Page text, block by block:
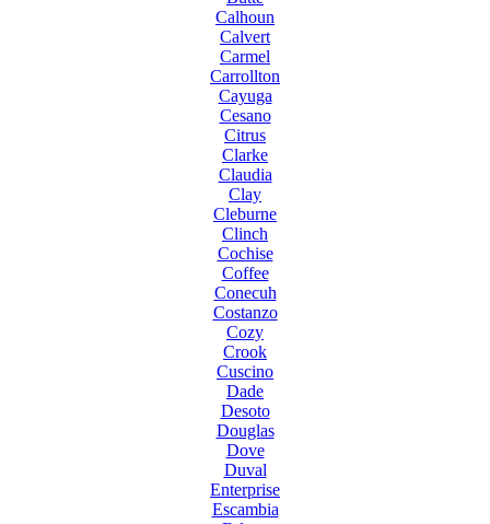
Calhoun
Calvert
Carmel
Carrollton
Cayuga
Cesano
Citrus
Clarke
Claudia
Clay
Cleburne
Clinch
Cochise
Coffee
Conecuh
Costanzo
Cozy
Crook
Cuscino
Dade
Desoto
Douglas
Dove
Duval
Enterprise
Escambia